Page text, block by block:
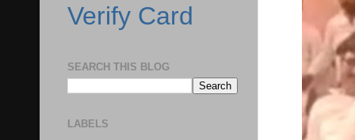
Verify Card
SEARCH THIS BLOG
LABELS